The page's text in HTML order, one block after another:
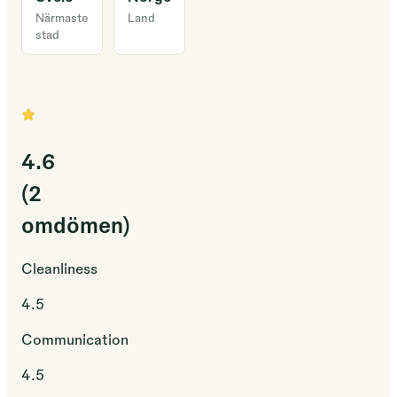
Camp
Ålfjorden
ein
der
ein
kan
finne
tett
naturen.
Hos
kan
Närmaste
stad
Land
4.6
(2
omdömen)
Cleanliness
4.5
Communication
4.5